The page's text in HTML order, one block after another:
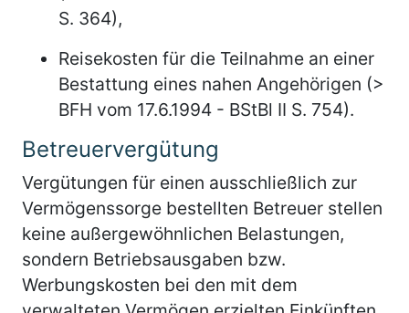
S. 364),
Reisekosten für die Teilnahme an einer
Bestattung eines nahen Angehörigen (>
BFH vom 17.6.1994 - BStBl II S. 754).
Betreuervergütung
Vergütungen für einen ausschließlich zur
Vermögenssorge bestellten Betreuer stellen
keine außergewöhnlichen Belastungen,
sondern Betriebsausgaben bzw.
Werbungskosten bei den mit dem